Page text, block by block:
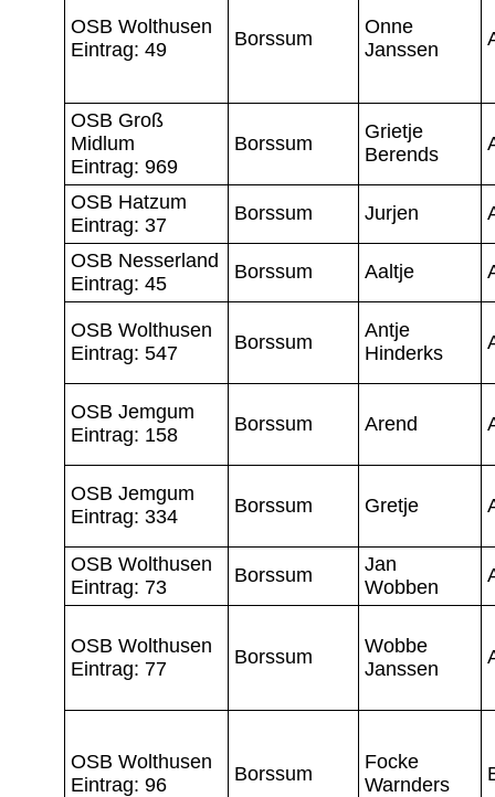
OSB Wolthusen
Eintrag: 49
Borssum
Onne
Janssen
OSB Groß
Midlum
Eintrag: 969
Borssum
Grietje
Berends
OSB Hatzum
Eintrag: 37
Borssum Jurjen
OSB Nesserland
Eintrag: 45
Borssum Aaltje
OSB Wolthusen
Eintrag: 547
Borssum
Antje
Hinderks
OSB Jemgum
Eintrag: 158
Borssum Arend
OSB Jemgum
Eintrag: 334
Borssum Gretje
OSB Wolthusen
Eintrag: 73
Borssum
Jan
Wobben
OSB Wolthusen
Eintrag: 77
Borssum
Wobbe
Janssen
OSB Wolthusen
Eintrag: 96
Borssum
Focke
Warnders